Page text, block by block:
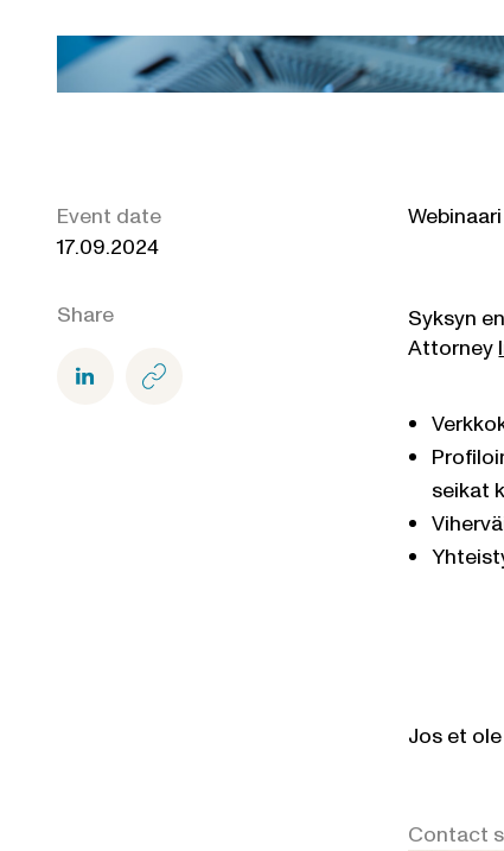
Event date
17.09.2024
Share Syksyn
Attorney
seikat
Jos et
Contact